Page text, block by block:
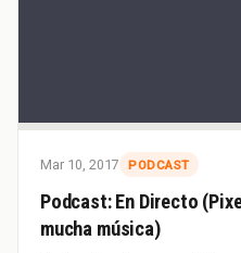
Mar 10, 2017 PODCAST
Podcast: En Directo
mucha música)